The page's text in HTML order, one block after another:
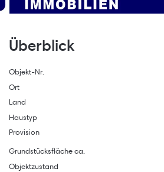
Überblick
Objekt-Nr.
Ort
Land
Haustyp
Provision
Grundstücksfläche ca.
Objektzustand